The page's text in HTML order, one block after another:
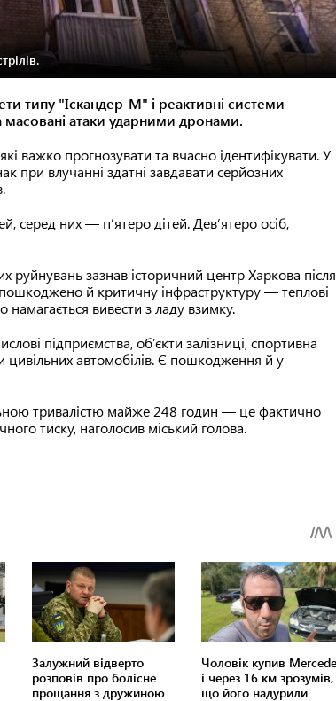
типу "Іскандер-М" і реактивні системи
атаки ударними дронами.
важко прогнозувати та вчасно ідентифікувати. У
при влучанні здатні завдавати серйозних
серед них — п’ятеро дітей. Дев’ятеро осіб,
руйнувань зазнав історичний центр Харкова після
й критичну інфраструктуру — теплові
намагається вивести з ладу взимку.
підприємства, об’єкти залізниці, спортивна
цивільних автомобілів. Є пошкодження й у
тривалістю майже 248 годин — це фактично
тиску, наголосив міський голова.